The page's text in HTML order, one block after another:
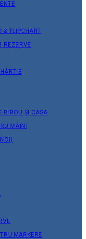
& FLIPCHART
REZERVE
BIROU ȘI CASA
MÂINI
MARKERE